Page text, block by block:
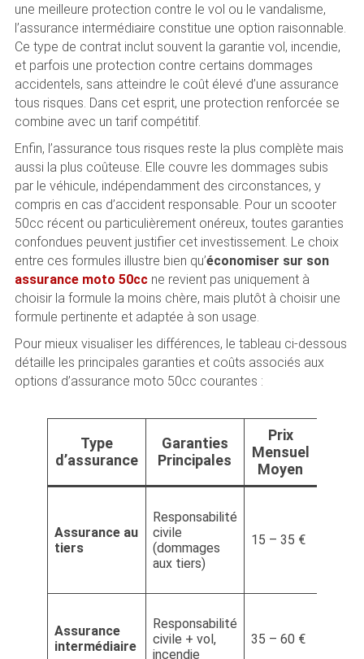
une meilleure protection contre le vol ou le vandalisme,
l’assurance intermédiaire constitue une option raisonnable.
Ce type de contrat inclut souvent la garantie vol, incendie,
et parfois une protection contre certains dommages
accidentels, sans atteindre le coût élevé d’une assurance
tous risques. Dans cet esprit, une protection renforcée se
combine avec un tarif compétitif.
Enfin, l’assurance tous risques reste la plus complète mais
aussi la plus coûteuse. Elle couvre les dommages subis
par le véhicule, indépendamment des circonstances, y
compris en cas d’accident responsable. Pour un scooter
50cc récent ou particulièrement onéreux, toutes garanties
confondues peuvent justifier cet investissement. Le choix
entre ces formules illustre bien qu’économiser sur son
assurance moto 50ccne revient pas uniquement à
choisir la formule la moins chère, mais plutôt à choisir une
formule pertinente et adaptée à son usage.
Pour mieux visualiser les différences, le tableau ci-dessous
détaille les principales garanties et coûts associés aux
options d’assurance moto 50cc courantes :
Type
d’assurance
Garanties
Principales
Prix
Mensuel
Moyen
Assurance au
tiers
Responsabilité
civile
(dommages
aux tiers)
15 – 35 €
Assurance
intermédiaire
Responsabilité
civile + vol,
incendie
35 – 60 €